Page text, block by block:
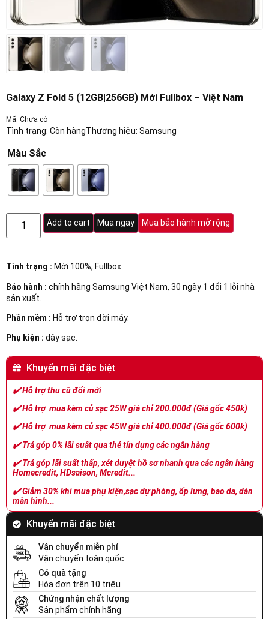
Galaxy Z Fold 5 (12GB|256GB) Mới Fullbox – Việt Nam
Mã: Chưa có
Tình trạng: Còn hàngThương hiệu: Samsung
Màu Sắc
Add to cart Mua ngay Mua bảo hành mở rộng
Tình trạng : Mới 100%, Fullbox.
Bảo hành : chính hãng Samsung Việt Nam, 30 ngày 1 đổi 1 lỗi nhà
sản xuất.
Phần mềm : Hỗ trợ trọn đời máy.
Phụ kiện : dây sạc.
Khuyến mãi đặc biệt
✔️Hỗ trợ thu cũ đổi mới
✔️Hỗ trợ mua kèm củ sạc 25W giá chỉ 200.000đ (Giá gốc 450k)
✔️Hỗ trợ mua kèm củ sạc 45W giá chỉ 400.000đ (Giá gốc 600k)
✔️Trả góp 0% lãi suất qua thẻ tín dụng các ngân hàng
✔️Trả góp lãi suất thấp, xét duyệt hồ sơ nhanh qua các ngân hàng
Homecredit, HDsaison, Mcredit...
✔️Giảm 30% khi mua phụ kiện,sạc dự phòng, ốp lưng, bao da, dán
màn hình...
Khuyến mãi đặc biệt
Vận chuyển miễn phí
Vận chuyển toàn quốc
Có quà tặng
Hóa đơn trên 10 triệu
Chứng nhận chất lượng
Sản phẩm chính hãng